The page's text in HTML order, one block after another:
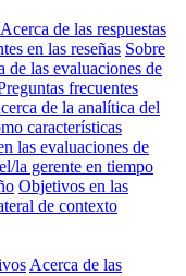
Acerca de las respuestas
en las reseñas Sobre
de las evaluaciones de
frecuentes
de la analítica del
características
las evaluaciones de
la gerente en tiempo
Objetivos en las
de contexto
Acerca de las